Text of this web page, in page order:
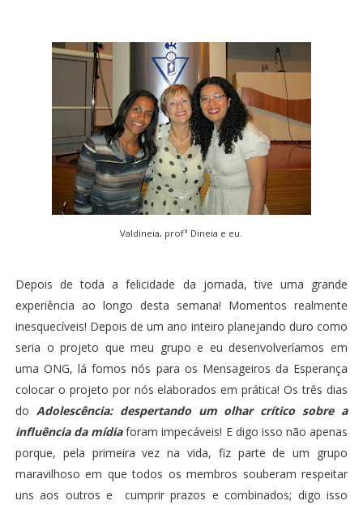
Valdineia, profª Dineia e eu.
Depois de toda a felicidade da jornada, tive uma grande
experiência ao longo desta semana! Momentos realmente
inesquecíveis! Depois de um ano inteiro planejando duro como
seria o projeto que meu grupo e eu desenvolveríamos em
uma ONG, lá fomos nós para os Mensageiros da Esperança
colocar o projeto por nós elaborados em prática! Os três dias
do Adolescência: despertando um olhar crítico sobre a
influência da mídiaforam impecáveis! E digo isso não apenas
porque, pela primeira vez na vida, fiz parte de um grupo
maravilhoso em que todos os membros souberam respeitar
uns aos outros e cumprir prazos e combinados; digo isso